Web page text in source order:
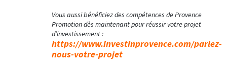
Vous aussi bénéficiez des compétences de Provence
Promotion dès maintenant pour réussir votre projet
d’investissement :
https://www.investinprovence.com/parlez-
nous-votre-projet